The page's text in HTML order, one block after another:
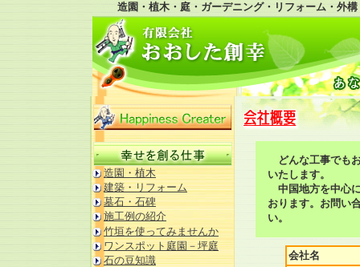
造園・植木・庭・ガーデニング・リフォーム・外
造園・植木
建築・リフォーム
墓石・石碑
施工例の紹介
竹垣を使ってみませんか
ワンスポット庭園－坪庭
石の豆知識
どんな工事でも
いたします。
中国地方を中心
おります。お問い
い。
会社名